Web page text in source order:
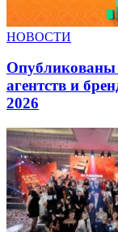
НОВОСТИ
Опубликованы
агентств и
2026